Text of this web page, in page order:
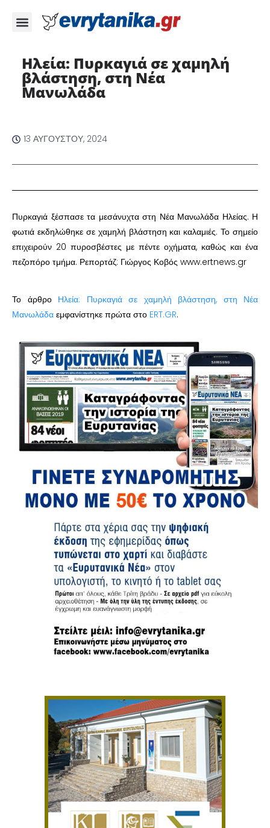
Ηλεία: Πυρκαγιά σε χαμηλή
βλάστηση, στη Νέα
Μανωλάδα
13 ΑΥΓΟΎΣΤΟΥ, 2024
Πυρκαγιά ξέσπασε τα μεσάνυχτα στη Νέα Μανωλάδα Ηλείας. Η
φωτιά εκδηλώθηκε σε χαμηλή βλάστηση και καλαμιές. Το σημείο
επιχειρούν 20 πυροσβέστες με πέντε οχήματα, καθώς και ένα
πεζοπόρο τμήμα. Ρεπορτάζ: Γιώργος Κοβός www.ertnews.gr
Το άρθρο Ηλεία: Πυρκαγιά σε χαμηλή βλάστηση, στη Νέα
Μανωλάδα εμφανίστηκε πρώτα στο ERT.GR.